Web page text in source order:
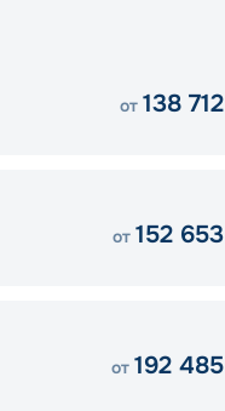
от 138 712
от 152 653
от 192 485